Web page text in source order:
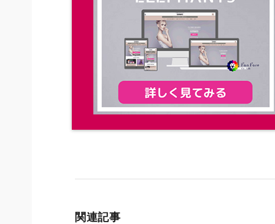
関連記事